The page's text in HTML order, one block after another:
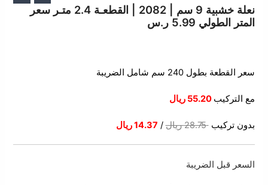
نعلة خشبية 9 سم | 2082 | القطعـة 2.4 متـر سعر
المتر الطولي 5.99 ر.س
سعر القطعة بطول 240 سم شامل الضريبة
مع التركيب 55.20 ريال
بدون تركيب28.75 ريال / 14.37 ريال
السعر قبل الضريبة
الأصلي
هو:
الحالي
هو: